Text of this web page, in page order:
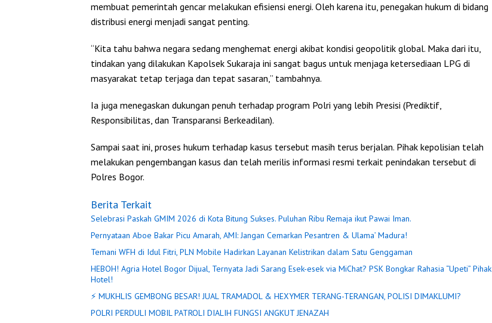
membuat pemerintah gencar melakukan efisiensi energi. Oleh karena itu, penegakan hukum di bidang
distribusi energi menjadi sangat penting.
“Kita tahu bahwa negara sedang menghemat energi akibat kondisi geopolitik global. Maka dari itu,
tindakan yang dilakukan Kapolsek Sukaraja ini sangat bagus untuk menjaga ketersediaan LPG di
masyarakat tetap terjaga dan tepat sasaran,” tambahnya.
Ia juga menegaskan dukungan penuh terhadap program Polri yang lebih Presisi (Prediktif,
Responsibilitas, dan Transparansi Berkeadilan).
Sampai saat ini, proses hukum terhadap kasus tersebut masih terus berjalan. Pihak kepolisian telah
melakukan pengembangan kasus dan telah merilis informasi resmi terkait penindakan tersebut di
Polres Bogor.
Berita Terkait
Selebrasi Paskah GMIM 2026 di Kota Bitung Sukses. Puluhan Ribu Remaja ikut Pawai Iman.
Pernyataan Aboe Bakar Picu Amarah, AMI: Jangan Cemarkan Pesantren & Ulama’ Madura!
Temani WFH di Idul Fitri, PLN Mobile Hadirkan Layanan Kelistrikan dalam Satu Genggaman
HEBOH! Agria Hotel Bogor Dijual, Ternyata Jadi Sarang Esek-esek via MiChat? PSK Bongkar Rahasia “Upeti” Pihak
Hotel!
⚡ MUKHLIS GEMBONG BESAR! JUAL TRAMADOL & HEXYMER TERANG-TERANGAN, POLISI DIMAKLUMI?
POLRI PERDULI MOBIL PATROLI DIALIH FUNGSI ANGKUT JENAZAH